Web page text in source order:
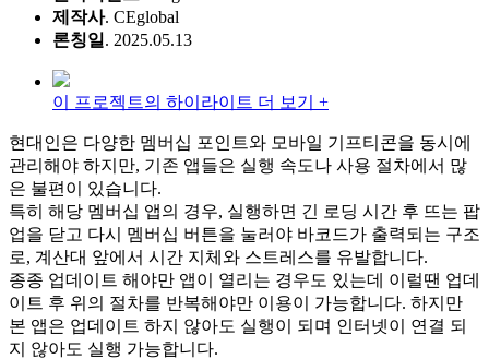
제작사. CEglobal
론칭일 . 2025.05.13
이 프로젝트의 하이라이트 더 보기 +
현대인은 다양한 멤버십 포인트와 모바일 기프티콘을 동시에
관리해야 하지만, 기존 앱들은 실행 속도나 사용 절차에서 많
은 불편이 있습니다.
특히 해당 멤버십 앱의 경우, 실행하면 긴 로딩 시간 후 뜨는 팝
업을 닫고 다시 멤버십 버튼을 눌러야 바코드가 출력되는 구조
로, 계산대 앞에서 시간 지체와 스트레스를 유발합니다.
종종 업데이트 해야만 앱이 열리는 경우도 있는데 이럴땐 업데
이트 후 위의 절차를 반복해야만 이용이 가능합니다. 하지만
본 앱은 업데이트 하지 않아도 실행이 되며 인터넷이 연결 되
지 않아도 실행 가능합니다.